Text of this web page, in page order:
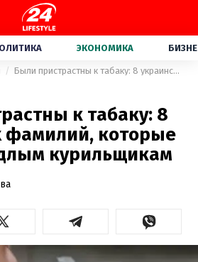
ЭКОНОМИКА
Были пристрастны к табаку: 8 украинских фамилий, которые давали заядлым курильщикам
к табаку: 8
фамилий, которые
курильщикам